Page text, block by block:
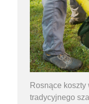
Rosnące
tradycyjnego